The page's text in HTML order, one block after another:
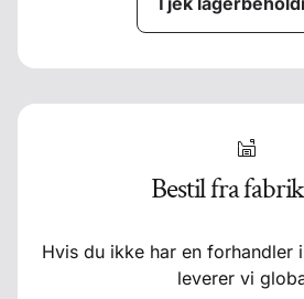
Bestil fra
Hvis du ikke har en
leverer vi